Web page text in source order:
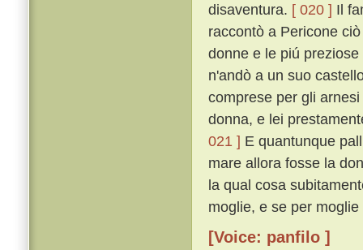
disaventura. [ 020 ] Il
raccontò a Pericone
donne e le piú
n'andò a un suo
comprese per gli
donna, e lei
021 ] E quantunque
mare allora fosse la
la qual cosa
moglie, e se per
[Voice: panfilo ]